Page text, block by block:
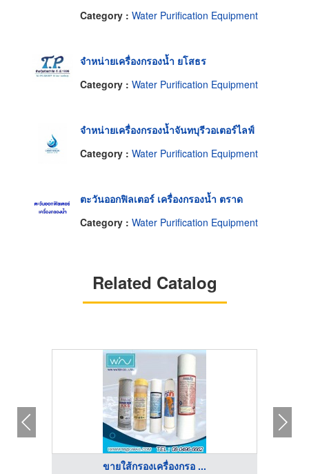
Category : Water Purification Equipment
จำหน่ายเครื่องกรองน้ำ ยโสธร
Category : Water Purification Equipment
จำหน่ายเครื่องกรองน้ำจันทบุรีวอเตอร์ไลฟ์
Category : Water Purification Equipment
ตะวันออกฟิลเตอร์ เครื่องกรองน้ำ ตราด
Category : Water Purification Equipment
Related Catalog
ขายใส้กรองเครื่องกรอ ...